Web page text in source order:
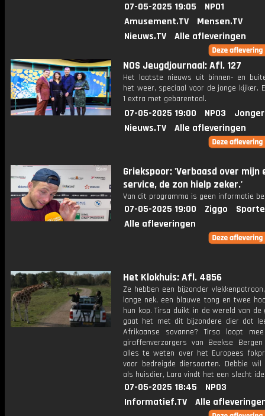
07-05-2025 19:05
NPO1
Amusement.TV
Mensen.TV
Nieuws.TV
Alle afleveringen
NOS Jeugdjournaal: Afl. 127
Het laatste nieuws uit binnen- en
het weer, speciaal voor de jonge kijker.
1 extra met gebarentaal.
07-05-2025 19:00 NPO3
Nieuws.TV
Alle afleveringen
Griekspoor: 'Verbaasd over mijn
service, de zon hielp zeker.'
Van dit programma is geen informatie
07-05-2025 19:00 Ziggo
Alle afleveringen
Het Klokhuis: Afl. 4856
Ze hebben een bijzonder
lange nek, een blauwe tong en twee
hun kop. Tirsa duikt in de wereld van de
gaat het met dit bijzondere dier dat
Afrikaanse savanne? Tirsa loopt
giraffenverzorgers van Beekse
alles te weten over het Europees
voor bedreigde diersoorten. Debbie
als huisdier, Lara vindt het een slecht
07-05-2025 18:45
NPO3
Informatief.TV
Alle